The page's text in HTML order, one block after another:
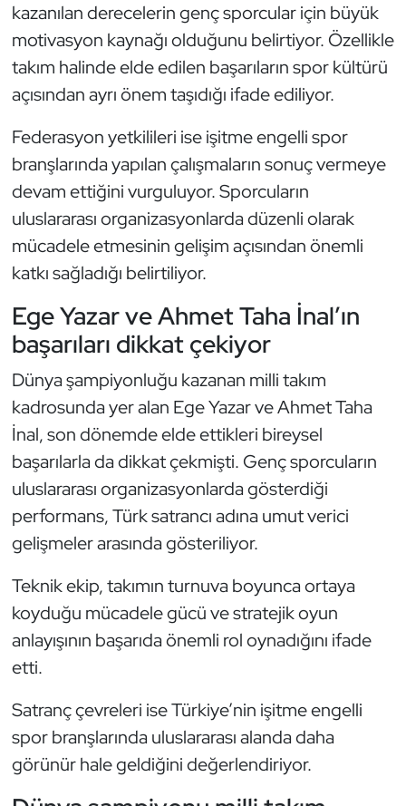
kazanılan derecelerin genç sporcular için büyük
motivasyon kaynağı olduğunu belirtiyor. Özellikle
takım halinde elde edilen başarıların spor kültürü
açısından ayrı önem taşıdığı ifade ediliyor.
Federasyon yetkilileri ise işitme engelli spor
branşlarında yapılan çalışmaların sonuç vermeye
devam ettiğini vurguluyor. Sporcuların
uluslararası organizasyonlarda düzenli olarak
mücadele etmesinin gelişim açısından önemli
katkı sağladığı belirtiliyor.
Ege Yazar ve Ahmet Taha İnal’ın
başarıları dikkat çekiyor
Dünya şampiyonluğu kazanan milli takım
kadrosunda yer alan Ege Yazar ve Ahmet Taha
İnal, son dönemde elde ettikleri bireysel
başarılarla da dikkat çekmişti. Genç sporcuların
uluslararası organizasyonlarda gösterdiği
performans, Türk satrancı adına umut verici
gelişmeler arasında gösteriliyor.
Teknik ekip, takımın turnuva boyunca ortaya
koyduğu mücadele gücü ve stratejik oyun
anlayışının başarıda önemli rol oynadığını ifade
etti.
Satranç çevreleri ise Türkiye’nin işitme engelli
spor branşlarında uluslararası alanda daha
görünür hale geldiğini değerlendiriyor.
Oryantiring
Özel Sporcular
Ragbi
Satranç
Su Topu
Tekvando
Tenis
Triatlon
Voleybol
Vücut Geliştirme Fitness
Wushu Kungfu
Yelken